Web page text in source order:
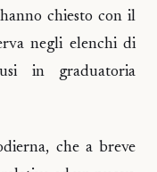
chiesto con il
negli elenchi di
in graduatoria
che a breve